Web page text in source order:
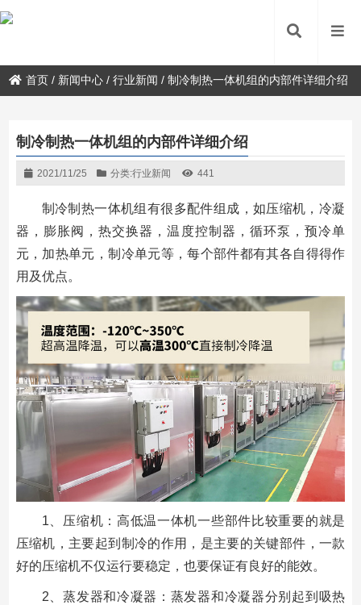
首页 / 新闻中心 /行业新闻 /制冷制热一体机组的内部件详细介绍
制冷制热一体机组的内部件详细介绍
2021/11/25 分类:行业新闻 441
制冷制热一体机组有很多配件组成，如压缩机，冷凝
器，膨胀阀，热交换器，温度控制器，循环泵，预冷单
元，加热单元，制冷单元等，每个部件都有其各自得得作
用及优点。
1、压缩机：高低温一体机一些部件比较重要的就是
压缩机，主要起到制冷的作用，是主要的关键部件，一款
好的压缩机不仅运行要稳定，也要保证有良好的能效。
2、蒸发器和冷凝器：蒸发器和冷凝器分别起到吸热